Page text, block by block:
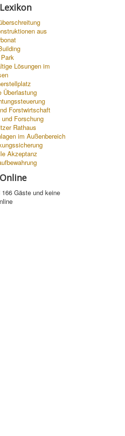
aus
Lösungen im
Überlastung
Forstwirtschaft
und Forschung
Rathaus
im Außenbereich
Akzeptanz
Gäste und keine